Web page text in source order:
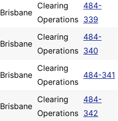
Brisbane
Clearing
Operations
484-
339
Brisbane
Clearing
Operations
484-
340
Brisbane
Clearing
Operations
484-341
Brisbane
Clearing
Operations
484-
342